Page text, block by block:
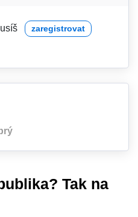
zaregistrovat
Tak na